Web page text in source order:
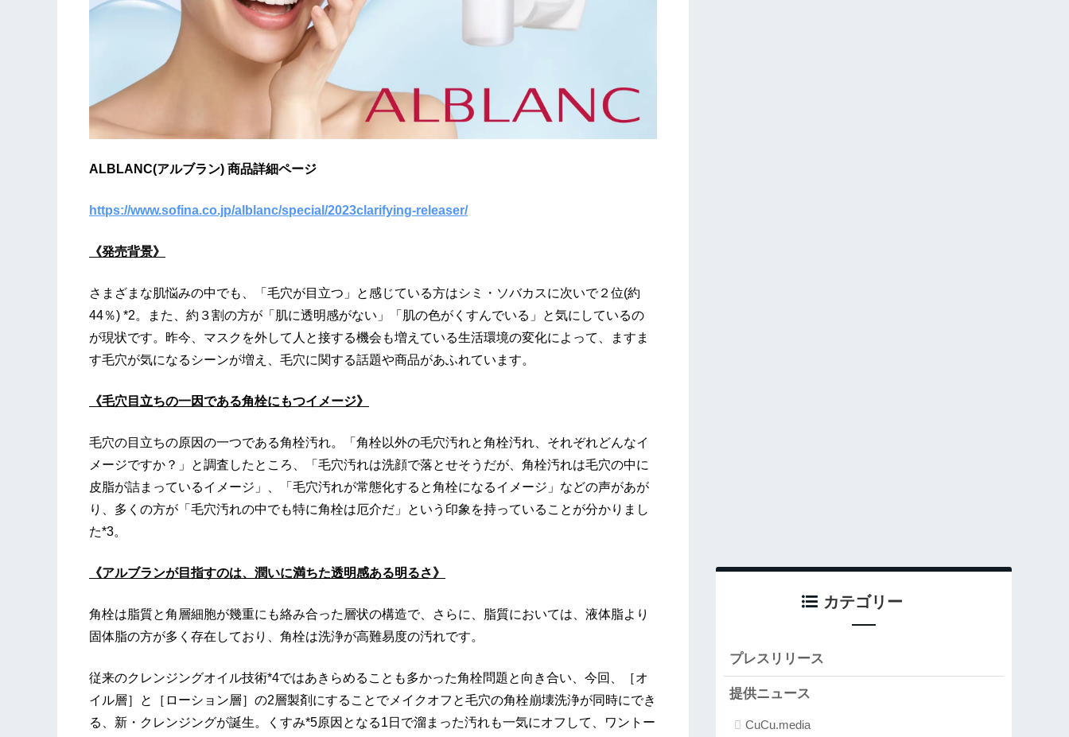
ALBLANC(アルブラン) 商品詳細ページ
https://www.sofina.co.jp/alblanc/special/2023clarifying-releaser/
《発売背景》
さまざまな肌悩みの中でも、「毛穴が目立つ」と感じている方はシミ・ソバカスに次いで２位(約
44％) *2。また、約３割の方が「肌に透明感がない」「肌の色がくすんでいる」と気にしているの
が現状です。昨今、マスクを外して人と接する機会も増えている生活環境の変化によって、ますま
す毛穴が気になるシーンが増え、毛穴に関する話題や商品があふれています。
《毛穴目立ちの一因である角栓にもつイメージ》
毛穴の目立ちの原因の一つである角栓汚れ。「角栓以外の毛穴汚れと角栓汚れ、それぞれどんなイ
メージですか？」と調査したところ、「毛穴汚れは洗顔で落とせそうだが、角栓汚れは毛穴の中に
皮脂が詰まっているイメージ」、「毛穴汚れが常態化すると角栓になるイメージ」などの声があが
り、多くの方が「毛穴汚れの中でも特に角栓は厄介だ」という印象を持っていることが分かりまし
た*3。
《アルブランが目指すのは、潤いに満ちた透明感ある明るさ》
角栓は脂質と角層細胞が幾重にも絡み合った層状の構造で、さらに、脂質においては、液体脂より
固体脂の方が多く存在しており、角栓は洗浄が高難易度の汚れです。
従来のクレンジングオイル技術*4ではあきらめることも多かった角栓問題と向き合い、今回、［オ
イル層］と［ローション層］の2層製剤にすることでメイクオフと毛穴の角栓崩壊洗浄が同時にでき
る、新・クレンジングが誕生。くすみ*5原因となる1日で溜まった汚れも一気にオフして、ワントー
カテゴリー
プレスリリース
提供ニュース
CuCu.media